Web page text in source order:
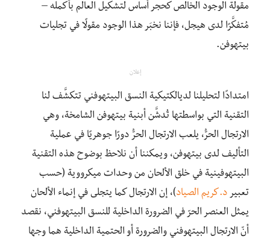
مقولة الوجود الخالص كحجر أساس لتشكيل العالم بأكمله –
مُتفكَّرًا لدى هيجل، فإننا نخبَر هذا الوجود مقولًا في تجليات
بيتهوفن.
إعلان
امتدادًا لتحليلنا لديالكتيكية النسق البيتهوفني تتكشَّف لنا
التقنية التي بواسطتها تُدشَّن أبنية بيتهوفن الشامخة، وهي
الارتجال الحرُّ، يلعب الارتجال الحرُّ دورًا جوهريًا في عملية
التأليف لدى بيتهوفن، ويمكننا أن نلاحظ بوضوح هذه التقنية
البيتهوفينية في خلق الألحان من وحدات ميكرووية (حسب
تعبير د.كريم الصياد)، إن الارتجال كما يتجلى في إنماء الألحان
يمثل العنصر الحرّ في الضرورة الداخلية للنسق البيتهوفني، نقصد
أنّ الارتجال البيتهوفني والضرورة أو الحتمية الداخلية هما وجها